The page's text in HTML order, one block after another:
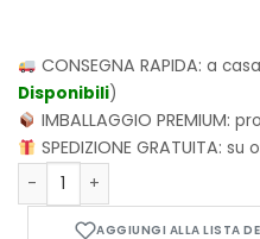
CONSEGNA RAPIDA:a
Disponibili)
IMBALLAGGIO PREMIUM:
SPEDIZIONE GRATUITA:su
Monopoly FIFA Legends